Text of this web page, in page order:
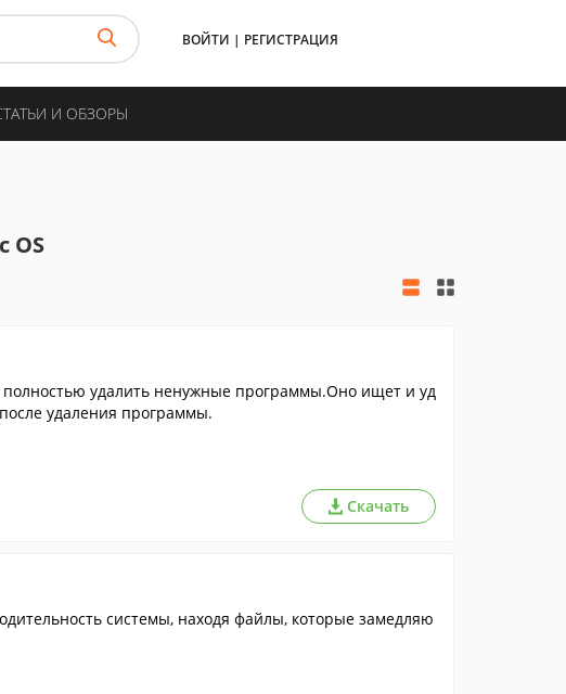
ВОЙТИ | РЕГИСТРАЦИЯ
И ОБЗОРЫ
OS
удалить ненужные программы.Оно ищет и уд
удаления программы.
Скачать
системы, находя файлы, которые замедляю